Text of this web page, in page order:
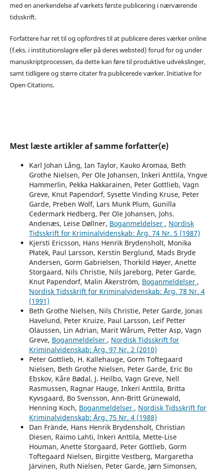
med en anerkendelse af værkets første publicering i nærværende
tidsskrift.
Forfattere har ret til og opfordres til at publicere deres værker online
(f.eks. i institutionslagre eller på deres websted) forud for og under
manuskriptprocessen, da dette kan føre til produktive udvekslinger,
samt tidligere og større citater fra publicerede værker. Initiative for
Open Citations.
Mest læste artikler af samme forfatter(e)
Karl Johan Lång, Ian Taylor, Kauko Aromaa, Beth
Grothe Nielsen, Per Ole Johansen, Inkeri Anttila, Yngve
Hammerlin, Pekka Hakkarainen, Peter Gottlieb, Vagn
Greve, Knut Papendorf, Sysette Vinding Kruse, Peter
Garde, Preben Wolf, Lars Munk Plum, Gunilla
Cedermark Hedberg, Per Ole Johansen, Johs.
Andenæs, Leise Døllner, Boganmeldelser , Nordisk
Tidsskrift for Kriminalvidenskab: Årg. 74 Nr. 5 (1987)
Kjersti Ericsson, Hans Henrik Brydensholt, Monika
Płatek, Paul Larsson, Kerstin Berglund, Mads Bryde
Andersen, Gorm Gabrielsen, Thorkild Høyer, Anette
Storgaard, Nils Christie, Nils Jareborg, Peter Garde,
Knut Papendorf, Malin Åkerström, Boganmeldelser ,
Nordisk Tidsskrift for Kriminalvidenskab: Årg. 78 Nr. 4
(1991)
Beth Grothe Nielsen, Nils Christie, Peter Garde, Jonas
Havelund, Peter Kruize, Paul Larsson, Leif Petter
Olaussen, Lin Adrian, Marit Wårum, Petter Asp, Vagn
Greve, Boganmeldelser , Nordisk Tidsskrift for
Kriminalvidenskab: Årg. 97 Nr. 2 (2010)
Peter Gottlieb, H. Kallehauge, Gorm Toftegaard
Nielsen, Beth Grothe Nielsen, Peter Garde, Eric Bo
Ebskov, Kåre Bødal, J. Heilbo, Vagn Greve, Nell
Rasmussen, Ragnar Hauge, Inkeri Anttila, Britta
Kyvsgaard, Bo Svensson, Ann-Britt Grünewald,
Henning Koch, Boganmeldelser , Nordisk Tidsskrift for
Kriminalvidenskab: Årg. 75 Nr. 4 (1988)
Dan Frände, Hans Henrik Brydensholt, Christian
Diesen, Raimo Lahti, lnkeri Anttila, Mette-Lise
Houman, Anette Storgaard, Peter Gottlieb, Gorm
Toftegaard Nielsen, Birgitte Vestberg, Margaretha
Järvinen, Ruth Nielsen, Peter Garde, Jørn Simonsen,